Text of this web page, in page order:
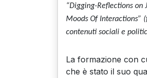
“Digging-Reflections on
Moods Of Interactions”
contenuti sociali e
La formazione con
che è stato il suo